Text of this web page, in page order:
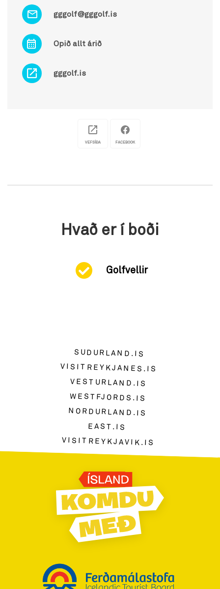
gggolf@gggolf.is
Opið allt árið
gggolf.is
VEFSÍÐA FACEBOOK
Hvað er í boði
Golfvellir
SUDURLAND.IS
VISITREYKJANES.IS
VESTURLAND.IS
WESTFJORDS.IS
NORDURLAND.IS
EAST.IS
VISITREYKJAVIK.IS